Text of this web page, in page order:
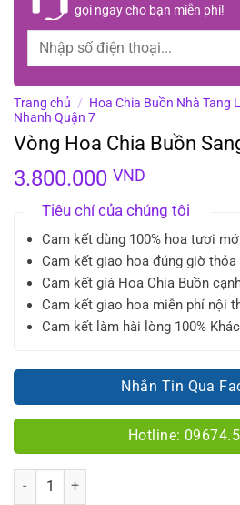
gọi ngay cho bạn miễn phí!
Trang chủ / Hoa Chia Buồn Nhà Tang
Nhanh Quận 7
Vòng Hoa Chia Buồn
3.800.000 VND
Tiêu chí của chúng tôi
Cam kết dùng 100% hoa tươi
Cam kết giao hoa đúng giờ thỏa
Cam kết giá Hoa Chia Buồn
Cam kết giao hoa miễn phí nội
Cam kết làm hài lòng 100%
Nhắn Tin Qua
Hotline:
Số lượng